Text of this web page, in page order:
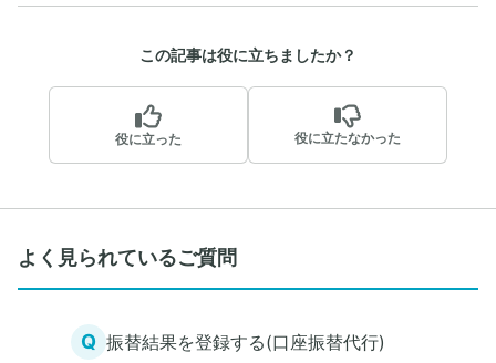
この記事は役に立ちましたか？
役に立った 役に立たなかった
よく見られているご質問
Q 振替結果を登録する(口座振替代行)